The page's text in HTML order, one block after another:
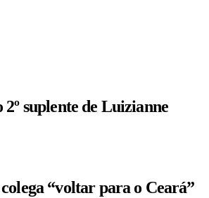
suplente de Luizianne
“voltar para o Ceará”